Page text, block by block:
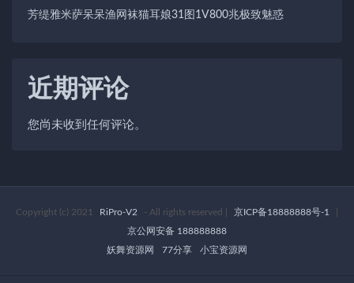
芳缇雅米萨呆呆渔网袜猫耳娘31图1V800兆极致魅惑
近期评论
您尚未收到任何评论。
Copyright (c) 2021 RiPro-V2 - All rights reserved 京ICP备18888888号-1
京公网安备 188888888
妖舞资源网
77分享 小宝资源网